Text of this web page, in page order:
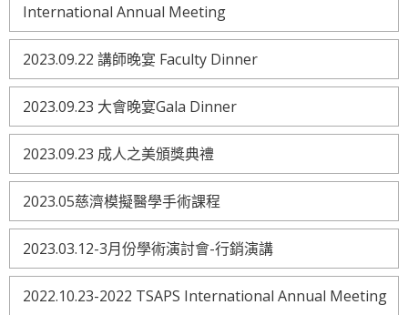
International Annual Meeting
2023.09.22 講師晚宴 Faculty Dinner
2023.09.23 大會晚宴Gala Dinner
2023.09.23 成人之美頒獎典禮
2023.05慈濟模擬醫學手術課程
2023.03.12-3月份學術演討會-行銷演講
2022.10.23-2022 TSAPS International Annual Meeting